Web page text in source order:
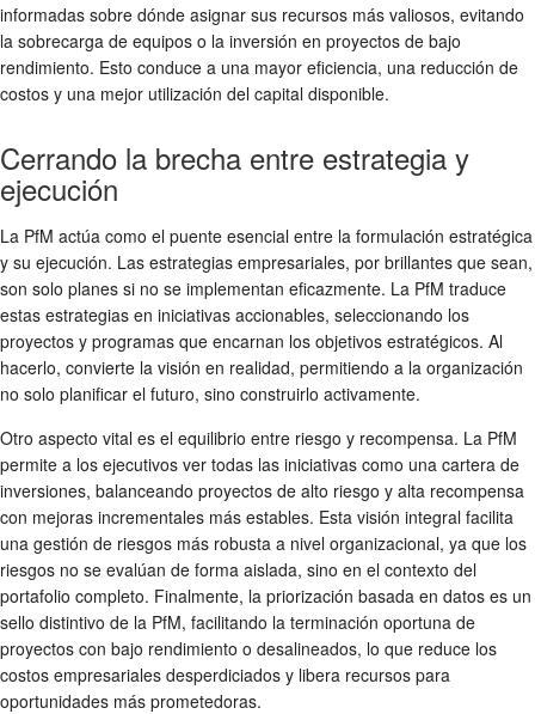
informadas sobre dónde asignar sus recursos más valiosos, evitando
la sobrecarga de equipos o la inversión en proyectos de bajo
rendimiento. Esto conduce a una mayor eficiencia, una reducción de
costos y una mejor utilización del capital disponible.
Cerrando la brecha entre estrategia y
ejecución
La PfM actúa como el puente esencial entre la formulación estratégica
y su ejecución. Las estrategias empresariales, por brillantes que sean,
son solo planes si no se implementan eficazmente. La PfM traduce
estas estrategias en iniciativas accionables, seleccionando los
proyectos y programas que encarnan los objetivos estratégicos. Al
hacerlo, convierte la visión en realidad, permitiendo a la organización
no solo planificar el futuro, sino construirlo activamente.
Otro aspecto vital es el equilibrio entre riesgo y recompensa. La PfM
permite a los ejecutivos ver todas las iniciativas como una cartera de
inversiones, balanceando proyectos de alto riesgo y alta recompensa
con mejoras incrementales más estables. Esta visión integral facilita
una gestión de riesgos más robusta a nivel organizacional, ya que los
riesgos no se evalúan de forma aislada, sino en el contexto del
portafolio completo. Finalmente, la priorización basada en datos es un
sello distintivo de la PfM, facilitando la terminación oportuna de
proyectos con bajo rendimiento o desalineados, lo que reduce los
costos empresariales desperdiciados y libera recursos para
oportunidades más prometedoras.